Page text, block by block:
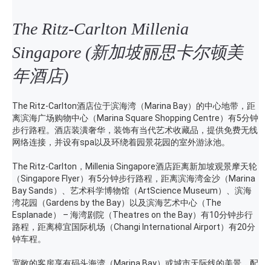
The Ritz-Carlton Millenia
Singapore (新加坡丽思卡尔顿美
年酒店)
The Ritz-Carlton酒店位于滨海湾（Marina Bay）的中心地带，距
离滨海广场购物中心（Marina Square Shopping Centre）有5分钟
步行路程。酒店装潢奢华，装饰有当代艺术收藏品，提供免费无线
网络连接，并设有spa以及环绕着园景花园的室外游泳池。
The Ritz-Carlton，Millenia Singapore酒店距离新加坡观景摩天轮
（Singapore Flyer）有5分钟步行路程，距离滨海湾金沙（Marina
Bay Sands）、艺术科学博物馆（ArtScience Museum）、滨海
湾花园（Gardens by the Bay）以及滨海艺术中心（The
Esplanade） – 海湾剧院（Theatres on the Bay）有10分钟步行
路程，距离樟宜国际机场（Changi International Airport）有20分
钟车程。